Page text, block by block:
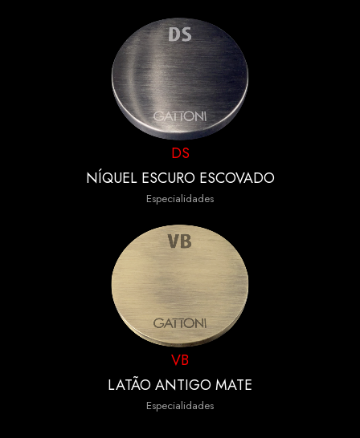
DS
NÍQUEL ESCURO ESCOVADO
Especialidades
VB
LATÃO ANTIGO MATE
Especialidades